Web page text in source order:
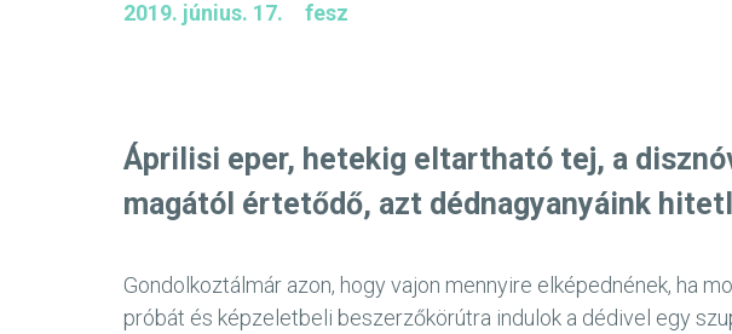
2019. június. 17. fesz
Áprilisi eper, hetekig eltartható tej, a
magától értetődő, azt dédnagyanyáink
Gondolkoztálmár azon, hogy vajon mennyire elképednének, ha
próbát és képzeletbeli beszerzőkörútra indulok a dédivel egy